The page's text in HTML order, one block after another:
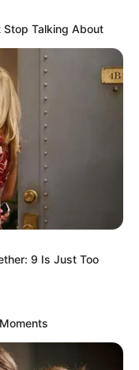
ΝΕΑ
Talking About
9 Is Just Too